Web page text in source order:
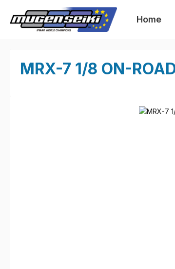
Hauptinhalt springen
Zur Suche springen
Zur Hauptnavigation springen
Home
MRX-7 1/8 ON-